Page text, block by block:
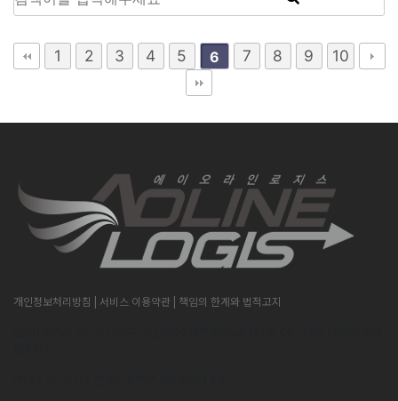
1 2 3 4 5 6 7 8 9 10
개인정보처리방침 | 서비스 이용약관 | 책임의 한계와 법적고지